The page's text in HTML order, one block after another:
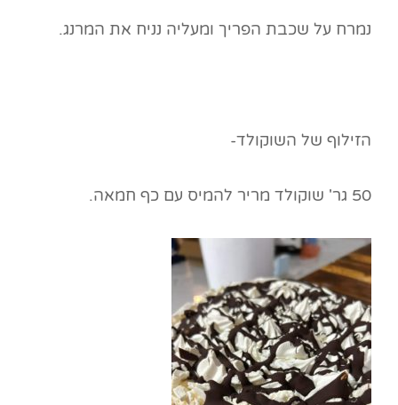
נמרח על שכבת הפריך ומעליה נניח את המרנג.
הזילוף של השוקולד-
50 גר' שוקולד מריר להמיס עם כף חמאה.